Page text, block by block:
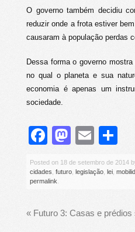
O governo também decidiu
reduzir onde a frota estiver
causaram à população perdas
Dessa forma o governo
no qual o planeta e sua
economia é apenas um
sociedade.
Facebook
Email
Posted on 18 de setembro de 2014
cidades futuro legislação lei
permalink
« Futuro 3: Casas e